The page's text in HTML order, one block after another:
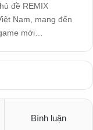
đề REMIX
Nam, mang đến
mới…
Bình luận